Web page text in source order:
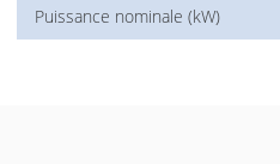
Puissance nominale (kW)